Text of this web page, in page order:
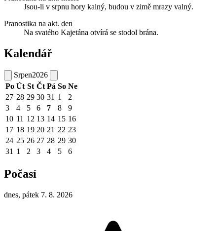
Jsou-li v srpnu hory kalný, budou v zimě mrazy valný.
Pranostika na akt. den
Na svatého Kajetána otvírá se stodol brána.
Kalendář
Srpen2026
Po Út St Čt Pá So Ne
27 28 29 30 31 1
2
3
4 5 6 7 8
9
10 11 12 13 14 15 16
17 18 19 20 21 22 23
24 25 26 27 28 29 30
31 1 2 3 4 5 6
Počasí
dnes, pátek 7. 8. 2026